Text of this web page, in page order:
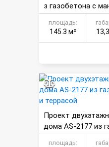
з газобетона с
площадь:
145.3 м²
Проект
дома AS-2177 из
м и террасой
площадь: